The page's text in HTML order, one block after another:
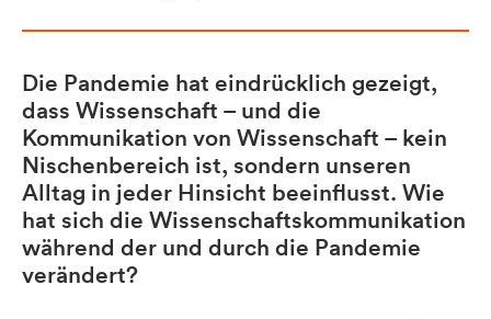
Die Pandemie hat eindrücklich gezeigt,
dass Wissenschaft – und die
Kommunikation von Wissenschaft – kein
Nischenbereich ist, sondern unseren
Alltag in jeder Hinsicht beeinflusst. Wie
hat sich die Wissenschaftskommunikation
während der und durch die Pandemie
verändert?